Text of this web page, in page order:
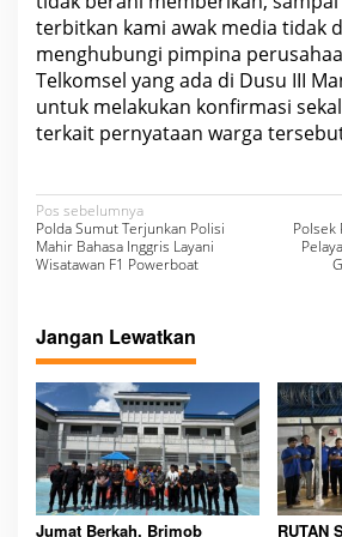
terbitkan kami awak media tidak
menghubungi pimpina
Telkomsel yang ada di Dusu III
untuk melakukan konfirmasi
terkait pernyataan warga
N
a
i
g
a
s
i
p
o
Pos sebelumnya
Polda Sumut Terjunkan Polisi
Mahir Bahasa Inggris Layani
Wisatawan F1 Powerboat
Polsek
Jangan Lewatkan
Jumat Berkah, Brimob RUTAN